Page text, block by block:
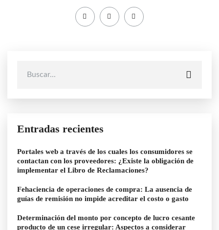
Entradas recientes
Portales web a través de los cuales los consumidores se
contactan con los proveedores: ¿Existe la obligación de
implementar el Libro de Reclamaciones?
Fehaciencia de operaciones de compra: La ausencia de
guías de remisión no impide acreditar el costo o gasto
Determinación del monto por concepto de lucro cesante
producto de un cese irregular: Aspectos a considerar